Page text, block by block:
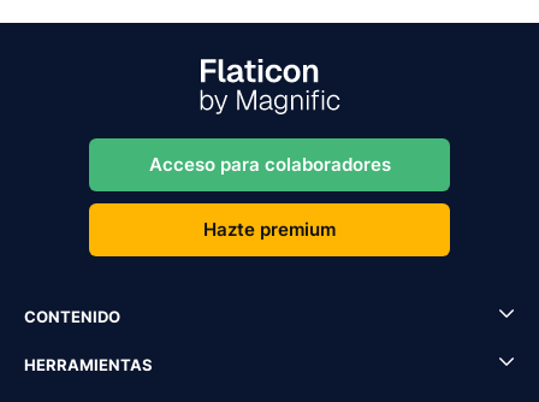
Acceso para colaboradores
Hazte premium
CONTENIDO
HERRAMIENTAS